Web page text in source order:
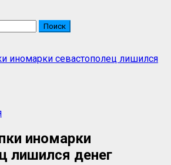
иномарки севастополец лишился
иномарки
лишился денег